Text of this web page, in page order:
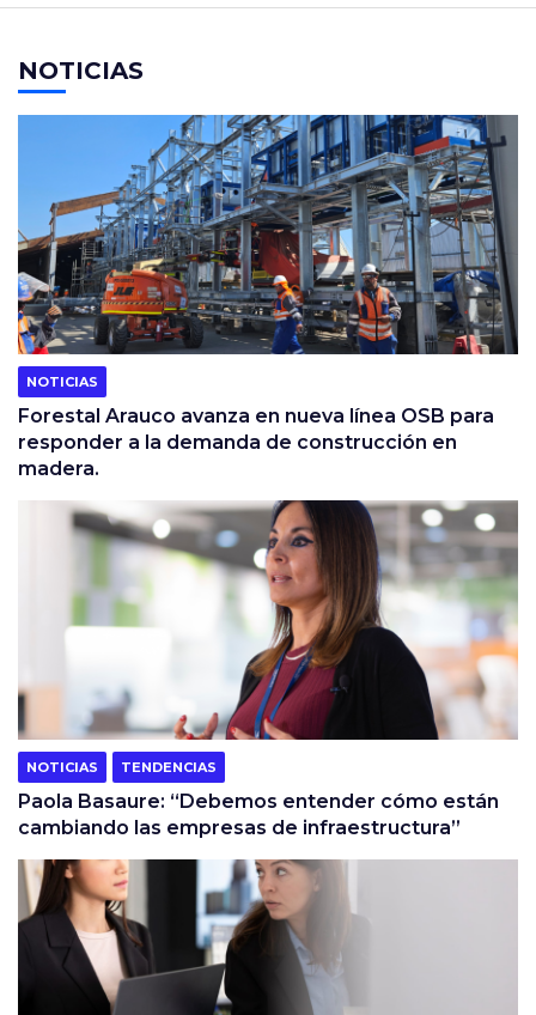
NOTICIAS
NOTICIAS
Forestal Arauco avanza en nueva línea OSB para
responder a la demanda de construcción en
madera.
NOTICIAS TENDENCIAS
Paola Basaure: “Debemos entender cómo están
cambiando las empresas de infraestructura”